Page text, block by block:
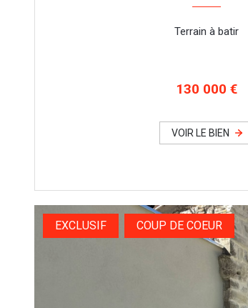
Terrain à batir
130 000 €
VOIR LE BIEN
EXCLUSIF COUP DE COEUR